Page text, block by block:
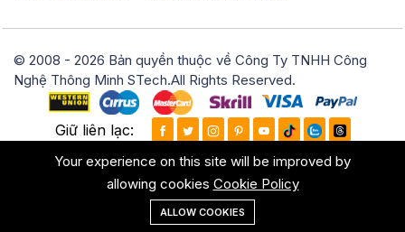
© 2008 - 2026 Bản quyền thuộc về Công Ty TNHH Công
Nghệ Thông Minh STech.All Rights Reserved.
Giữ liên lạc:
D.Mục Y.Thích
Your experience on this site will be improved by
allowing cookies Cookie Policy
ALLOW COOKIES